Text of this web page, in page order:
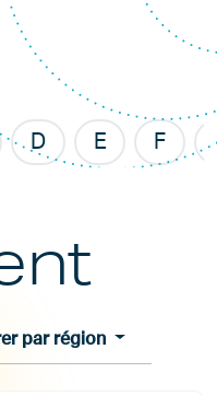
D E F
par région